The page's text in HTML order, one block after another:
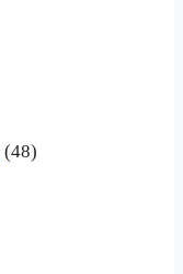
(48)